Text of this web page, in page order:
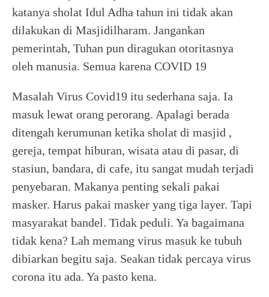
katanya sholat Idul Adha tahun ini tidak akan
dilakukan di Masjidilharam. Jangankan
pemerintah, Tuhan pun diragukan otoritasnya
oleh manusia. Semua karena COVID 19
Masalah Virus Covid19 itu sederhana saja. Ia
masuk lewat orang perorang. Apalagi berada
ditengah kerumunan ketika sholat di masjid ,
gereja, tempat hiburan, wisata atau di pasar, di
stasiun, bandara, di cafe, itu sangat mudah terjadi
penyebaran. Makanya penting sekali pakai
masker. Harus pakai masker yang tiga layer. Tapi
masyarakat bandel. Tidak peduli. Ya bagaimana
tidak kena? Lah memang virus masuk ke tubuh
dibiarkan begitu saja. Seakan tidak percaya virus
corona itu ada. Ya pasto kena.